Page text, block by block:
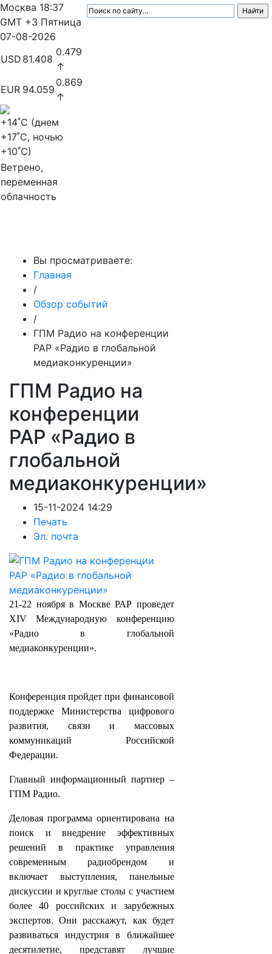
Москва 18:37
GMT +3 Пятница
07-08-2026
USD 81.408
0.479
↑
EUR 94.059
0.869
↑
+14˚C (днем
+17˚C, ночью
+10˚C)
Ветрено,
переменная
облачность
Вы просматриваете:
Главная
/
Обзор событий
/
ГПМ Радио на конференции
РАР «Радио в глобальной
медиаконкуренции»
ГПМ Радио на
конференции
РАР «Радио в
глобальной
медиаконкуренции»
15-11-2024 14:29
Печать
Эл. почта
21-22 ноября в Москве РАР проведет
XIV Международную конференцию
«Радио в глобальной
медиаконкуренции».
Конференция пройдет при финансовой
поддержке Министерства цифрового
развития, связи и массовых
коммуникаций Российской
Федерации.
Главный информационный партнер –
ГПМ Радио.
Деловая программа ориентирована на
поиск и внедрение эффективных
решений в практике управления
современным радиобрендом и
включает выступления, панельные
дискуссии и круглые столы с участием
более 40 российских и зарубежных
экспертов. Они расскажут, как будет
развиваться индустрия в ближайшее
десятилетие, представят лучшие